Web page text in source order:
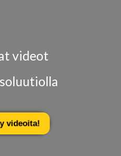
videot
videoita!